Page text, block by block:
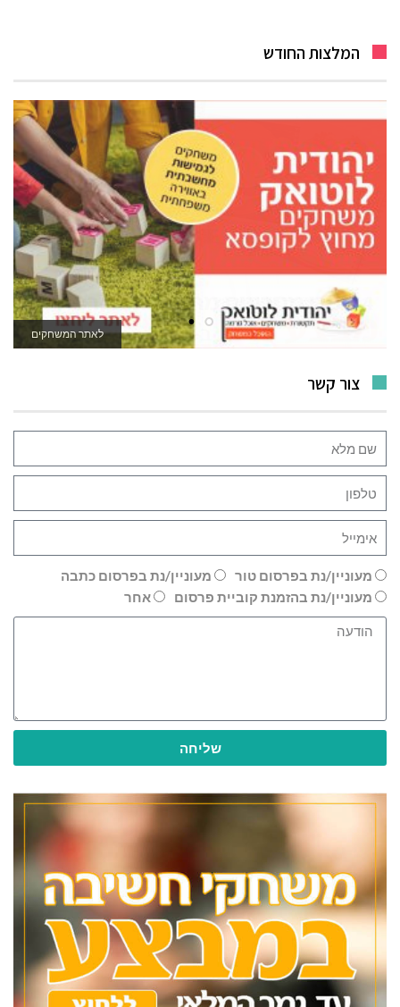
המלצות החודש
לרכישה
לאתר המשחקים
צור קשר
מעוניין/נת בפרסום טור
מעוניין/נת בפרסום כתבה
מעוניין/נת בהזמנת קוביית פרסום
אחר
שליחה